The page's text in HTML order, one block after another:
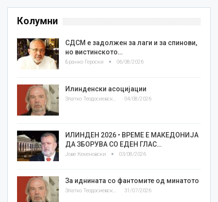
Колумни
СДСМ е задолжен за лаги и за спинови,
но вистинското…
Бранко Героски 06/08/2026
Илинденски асоцијации
Златко Теодосиевски 04/08/2026
ИЛИНДЕН 2026 • ВРЕМЕ Е МАКЕДОНИЈА
ДА ЗБОРУВА СО ЕДЕН ГЛАС…
Јове Кекеновски 03/08/2026
За иднината со фантомите од минатото
Златко Теодосиевски 31/07/2026